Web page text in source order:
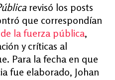
revisó los posts
que correspondían
la fuerza pública,
y críticas al
Para la fecha en que
fue elaborado, Johan